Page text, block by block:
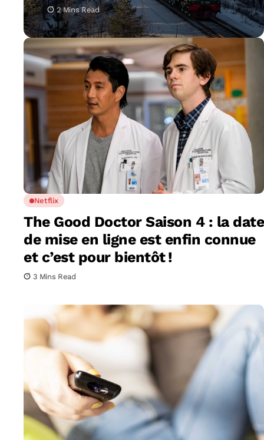
2 Mins Read
Netflix
The Good Doctor Saison 4 : la date
de mise en ligne est enfin connue
et c’est pour bientôt !
3 Mins Read